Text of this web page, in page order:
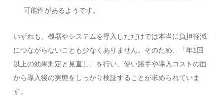
可能性があるようです。
いずれも、機器やシステムを導入しただけでは本当に負担軽減
につながらないことも少なくありません。そのため、「年1回
以上の効果測定と見直し」を行い、使い勝手や導入コストの面
から導入後の実態をしっかり検証することが求められていま
す。